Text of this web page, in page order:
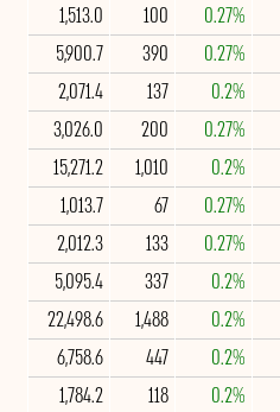
0.27%
100
1,513.0
0.27%
390
5,900.7
0.2%
137
2,071.4
0.27%
200
3,026.0
0.2%
1,010
15,271.2
0.27%
67
1,013.7
0.27%
133
2,012.3
0.2%
337
5,095.4
0.2%
1,488
22,498.6
0.2%
447
6,758.6
0.2%
118
1,784.2